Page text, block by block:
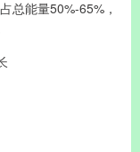
总能量50%-65%，